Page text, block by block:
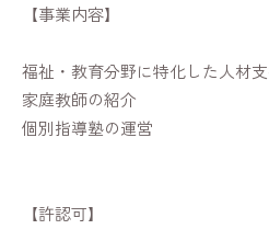
【事業内容】
福祉・教育分野に特化した人材
家庭教師の紹介
個別指導塾の運営
【許認可】